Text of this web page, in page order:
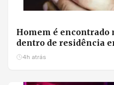
Homem é encontrado
dentro de residência
4h atrás